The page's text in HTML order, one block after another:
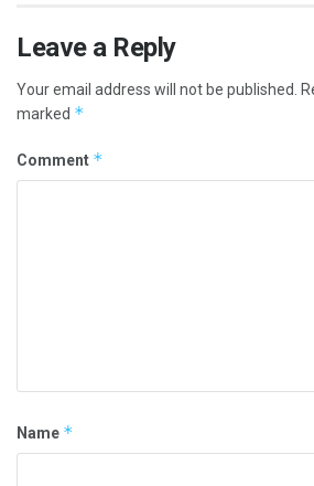
Leave a Reply
Your email address will not be published.
marked *
Comment *
Name *